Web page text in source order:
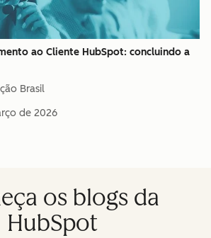
ao Cliente HubSpot: concluindo a
Brasil
de 2026
os blogs da
HubSpot